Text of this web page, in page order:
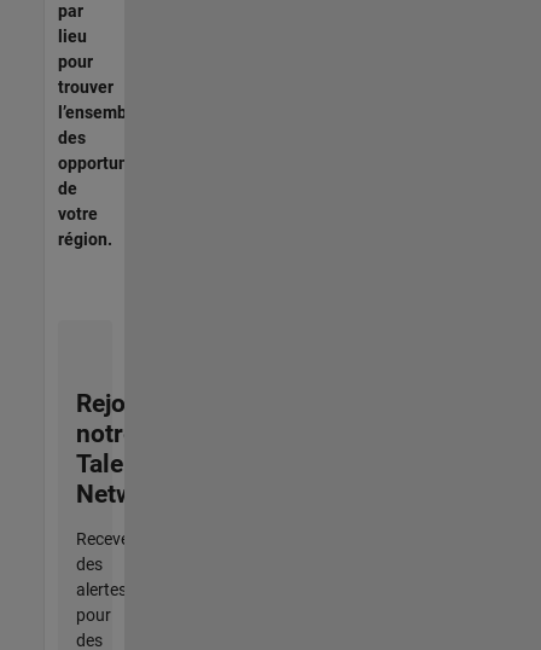
par
lieu
pour
trouver
l’ensemble
des
opportunités
de
votre
région.
Rejoignez
notre
Talent
Network
Recevez
des
alertes
pour
des